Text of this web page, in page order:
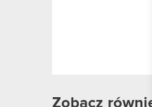
Zobacz